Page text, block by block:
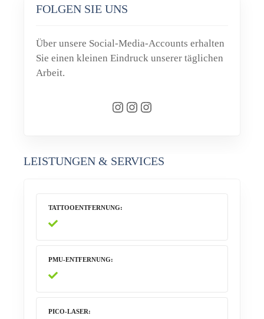
FOLGEN SIE UNS
Über unsere Social-Media-Accounts erhalten
Sie einen kleinen Eindruck unserer täglichen
Arbeit.
Instagram Instagram Instagram
LEISTUNGEN & SERVICES
TATTOOENTFERNUNG
PMU-ENTFERNUNG
PICO-LASER